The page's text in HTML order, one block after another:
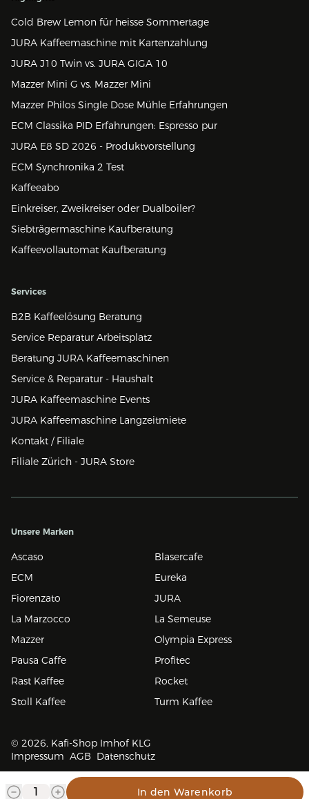
In den Warenkorb
Cold Brew Lemon für heisse Sommertage
JURA Kaffeemaschine mit Kartenzahlung
JURA J10 Twin vs. JURA GIGA 10
Mazzer Mini G vs. Mazzer Mini
Mazzer Philos Single Dose Mühle Erfahrungen
ECM Classika PID Erfahrungen: Espresso pur
JURA E8 SD 2026 - Produktvorstellung
ECM Synchronika 2 Test
Kaffeeabo
Einkreiser, Zweikreiser oder Dualboiler?
Siebträgermaschine Kaufberatung
Kaffeevollautomat Kaufberatung
Services
B2B Kaffeelösung Beratung
Service Reparatur Arbeitsplatz
Beratung JURA Kaffeemaschinen
Service & Reparatur - Haushalt
JURA Kaffeemaschine Events
JURA Kaffeemaschine Langzeitmiete
Kontakt / Filiale
Filiale Zürich - JURA Store
Unsere Marken
Ascaso
Blasercafe
ECM
Eureka
Fiorenzato
JURA
La Marzocco
La Semeuse
Mazzer
Olympia Express
Pausa Caffe
Profitec
Rast Kaffee
Rocket
Stoll Kaffee
Turm Kaffee
© 2026, Kafi-Shop Imhof KLG
Impressum AGB Datenschutz